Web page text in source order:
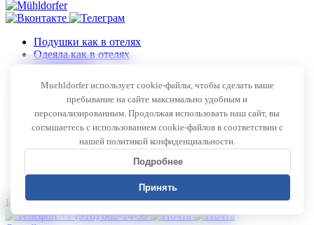
Подушки как в отелях
Одеяла как в отелях
О компании
Качество
Клиенты
Партнерская программа
Доставка
Для отелей
Интернет-магазин Мюльдорфер
+7 (916) 662-14-59
Muehldorfer использует cookie-файлы, чтобы сделать ваше
пребывание на сайте максимально удобным и
персонализированным. Продолжая использовать наш сайт, вы
соглашаетесь с использованием cookie-файлов в соответствии с
нашей политикой конфиденциальности.
Подробнее
Принять